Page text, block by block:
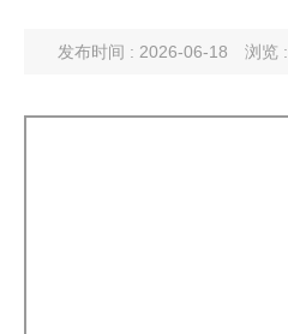
发布时间 : 2026-06-18 浏览 :